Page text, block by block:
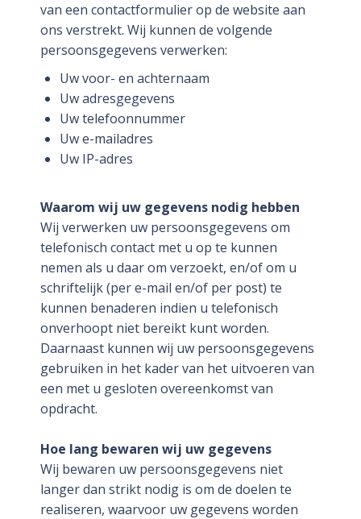
van een contactformulier op de website aan
ons verstrekt. Wij kunnen de volgende
persoonsgegevens verwerken:
Uw voor- en achternaam
Uw adresgegevens
Uw telefoonnummer
Uw e-mailadres
Uw IP-adres
Waarom wij uw gegevens nodig hebben
Wij verwerken uw persoonsgegevens om
telefonisch contact met u op te kunnen
nemen als u daar om verzoekt, en/of om u
schriftelijk (per e-mail en/of per post) te
kunnen benaderen indien u telefonisch
onverhoopt niet bereikt kunt worden.
Daarnaast kunnen wij uw persoonsgegevens
gebruiken in het kader van het uitvoeren van
een met u gesloten overeenkomst van
opdracht.
Hoe lang bewaren wij uw gegevens
Wij bewaren uw persoonsgegevens niet
langer dan strikt nodig is om de doelen te
realiseren, waarvoor uw gegevens worden